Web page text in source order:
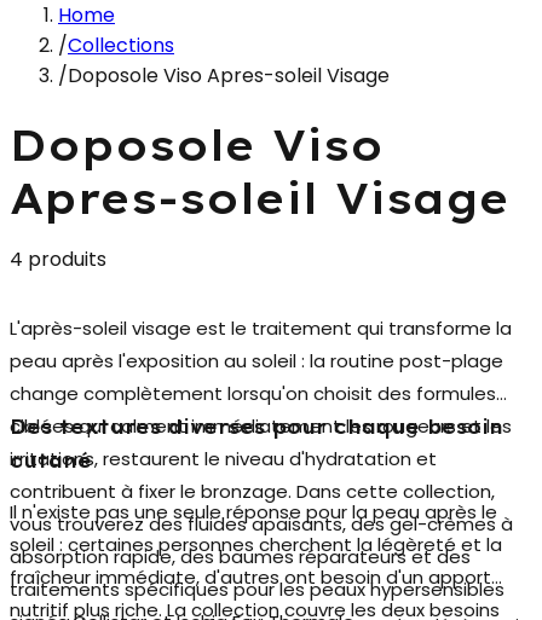
Home
/Collections
/Doposole Viso Apres-soleil Visage
Doposole Viso
Apres-soleil Visage
4 produits
L'après-soleil visage est le traitement qui transforme la
peau après l'exposition au soleil : la routine post-plage
change complètement lorsqu'on choisit des formules
ciblées qui calment immédiatement les rougeurs et les
irritations, restaurent le niveau d'hydratation et
contribuent à fixer le bronzage. Dans cette collection,
vous trouverez des fluides apaisants, des gel-crèmes à
absorption rapide, des baumes réparateurs et des
traitements spécifiques pour les peaux hypersensibles
Des textures diverses pour chaque besoin
cutané
Il n'existe pas une seule réponse pour la peau après le
soleil : certaines personnes cherchent la légèreté et la
fraîcheur immédiate, d'autres ont besoin d'un apport
nutritif plus riche. La collection couvre les deux besoins